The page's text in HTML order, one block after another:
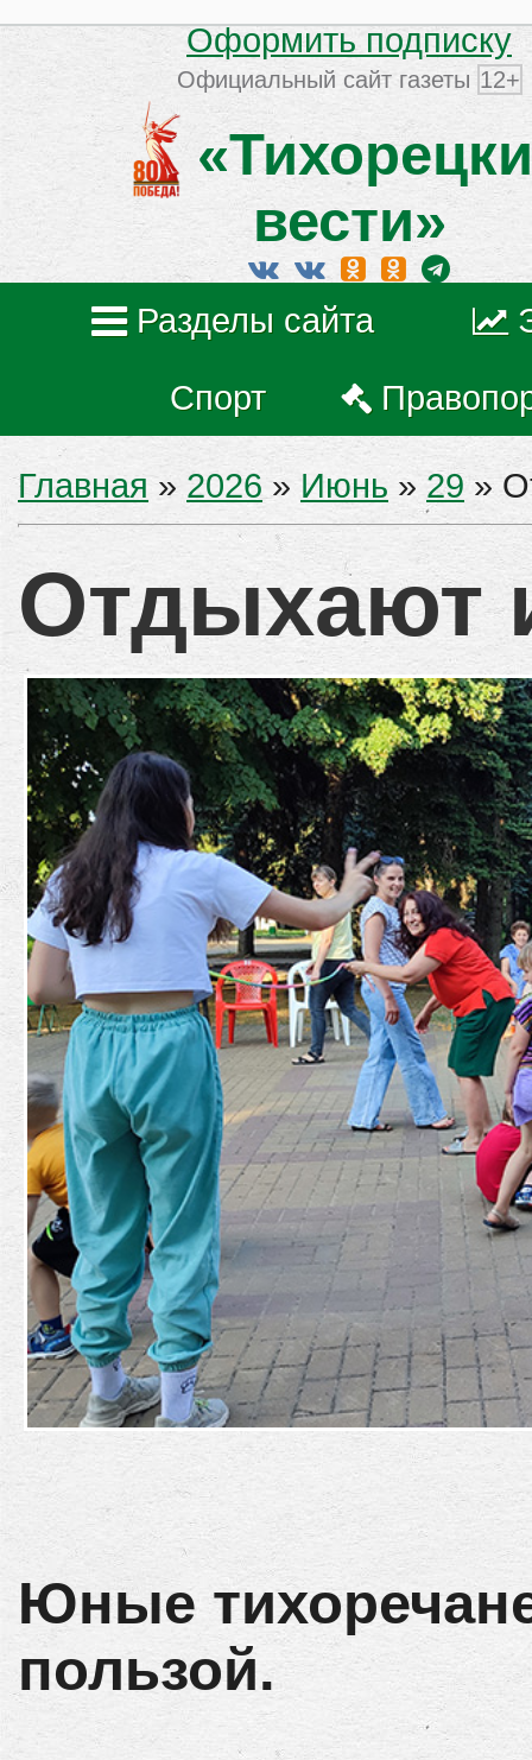
Оформить подписку
Официальный сайт газеты 12+
вести»
Разделы сайта
Спорт
Главная » 2026 » Июнь » 29 »
Отдыхают
Юные
пользой.